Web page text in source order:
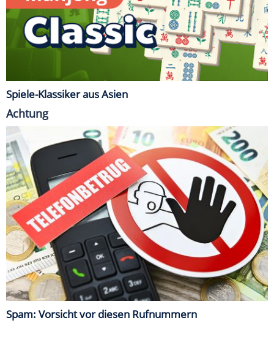
Spiele-Klassiker aus Asien
Achtung
Spam: Vorsicht vor diesen Rufnummern